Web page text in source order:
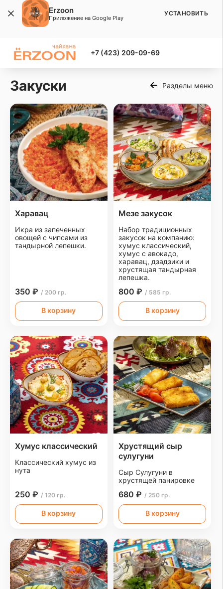
+7 (423) 209-09-69
Закуски Разделы меню
Харавац
Икра из запеченных
овощей с чипсами из
тандырной лепешки.
350 ₽ / 200 гр.
В корзину
Мезе закусок
Набор традиционных
закусок на компанию:
хумус классический,
хумус с авокадо,
харавац, дзадзики и
хрустящая тандырная
лепешка.
800 ₽ / 585 гр.
В корзину
Хумус классический
Классический хумус из
нута
250 ₽ / 120 гр.
В корзину
Хрустящий сыр
сулугуни
Сыр Сулугуни в
хрустящей панировке
680 ₽ / 250 гр.
В корзину
Erzoon
Приложение на Google Play
УСТАНОВИТЬ